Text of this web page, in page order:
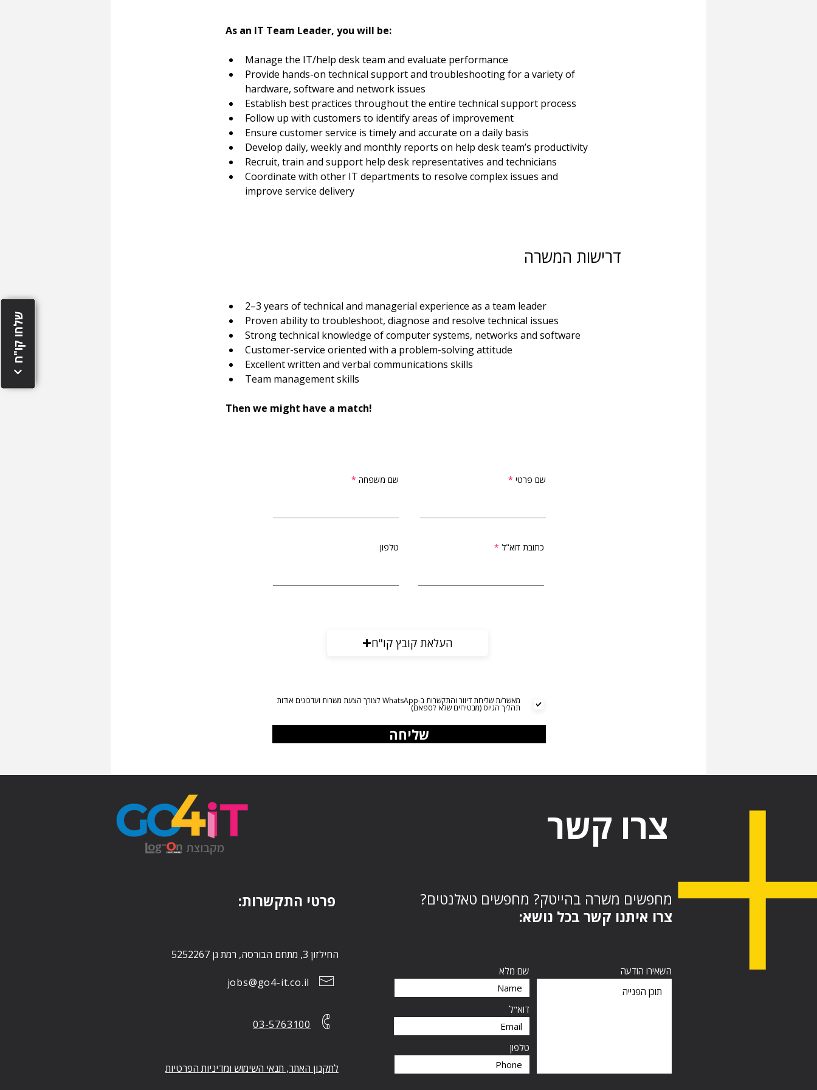
שלחו קו"ח
As an IT Team Leader, you will be:
Manage the IT/help desk team and evaluate performance
Provide hands-on technical support and troubleshooting for a variety of
hardware, software and network issues
Establish best practices throughout the entire technical support process
Follow up with customers to identify areas of improvement
Ensure customer service is timely and accurate on a daily basis
Develop daily, weekly and monthly reports on help desk team’s productivity
Recruit, train and support help desk representatives and technicians
Coordinate with other IT departments to resolve complex issues and
improve service delivery
דרישות המשרה
2–3 years of technical and managerial experience as a team leader
Proven ability to troubleshoot, diagnose and resolve technical issues
Strong technical knowledge of computer systems, networks and software
Customer-service oriented with a problem-solving attitude
Excellent written and verbal communications skills
Team management skills
Then we might have a match!
שם משפחה שם פרטי
טלפון כתובת דוא"ל
העלאת קובץ קו"ח
מאשר/ת שליחת דיוור והתקשרות ב-WhatsApp לצורך הצעת משרות ועדכונים אודות
תהליך הגיוס (מבטיחים שלא לספאם)
שליחה
צרו קשר
מחפשים משרה בהייטק? מחפשים טאלנטים?
צרו איתנו קשר בכל נושא:
פרטי התקשרות:
החילזון 3, מתחם הבורסה, רמת גן 5252267
jobs@go4-it.co.il
03-5763100
לתקנון האתר, תנאי השימוש ומדיניות הפרטיות
שם מלא
דוא"ל
טלפון
השאירו הודעה